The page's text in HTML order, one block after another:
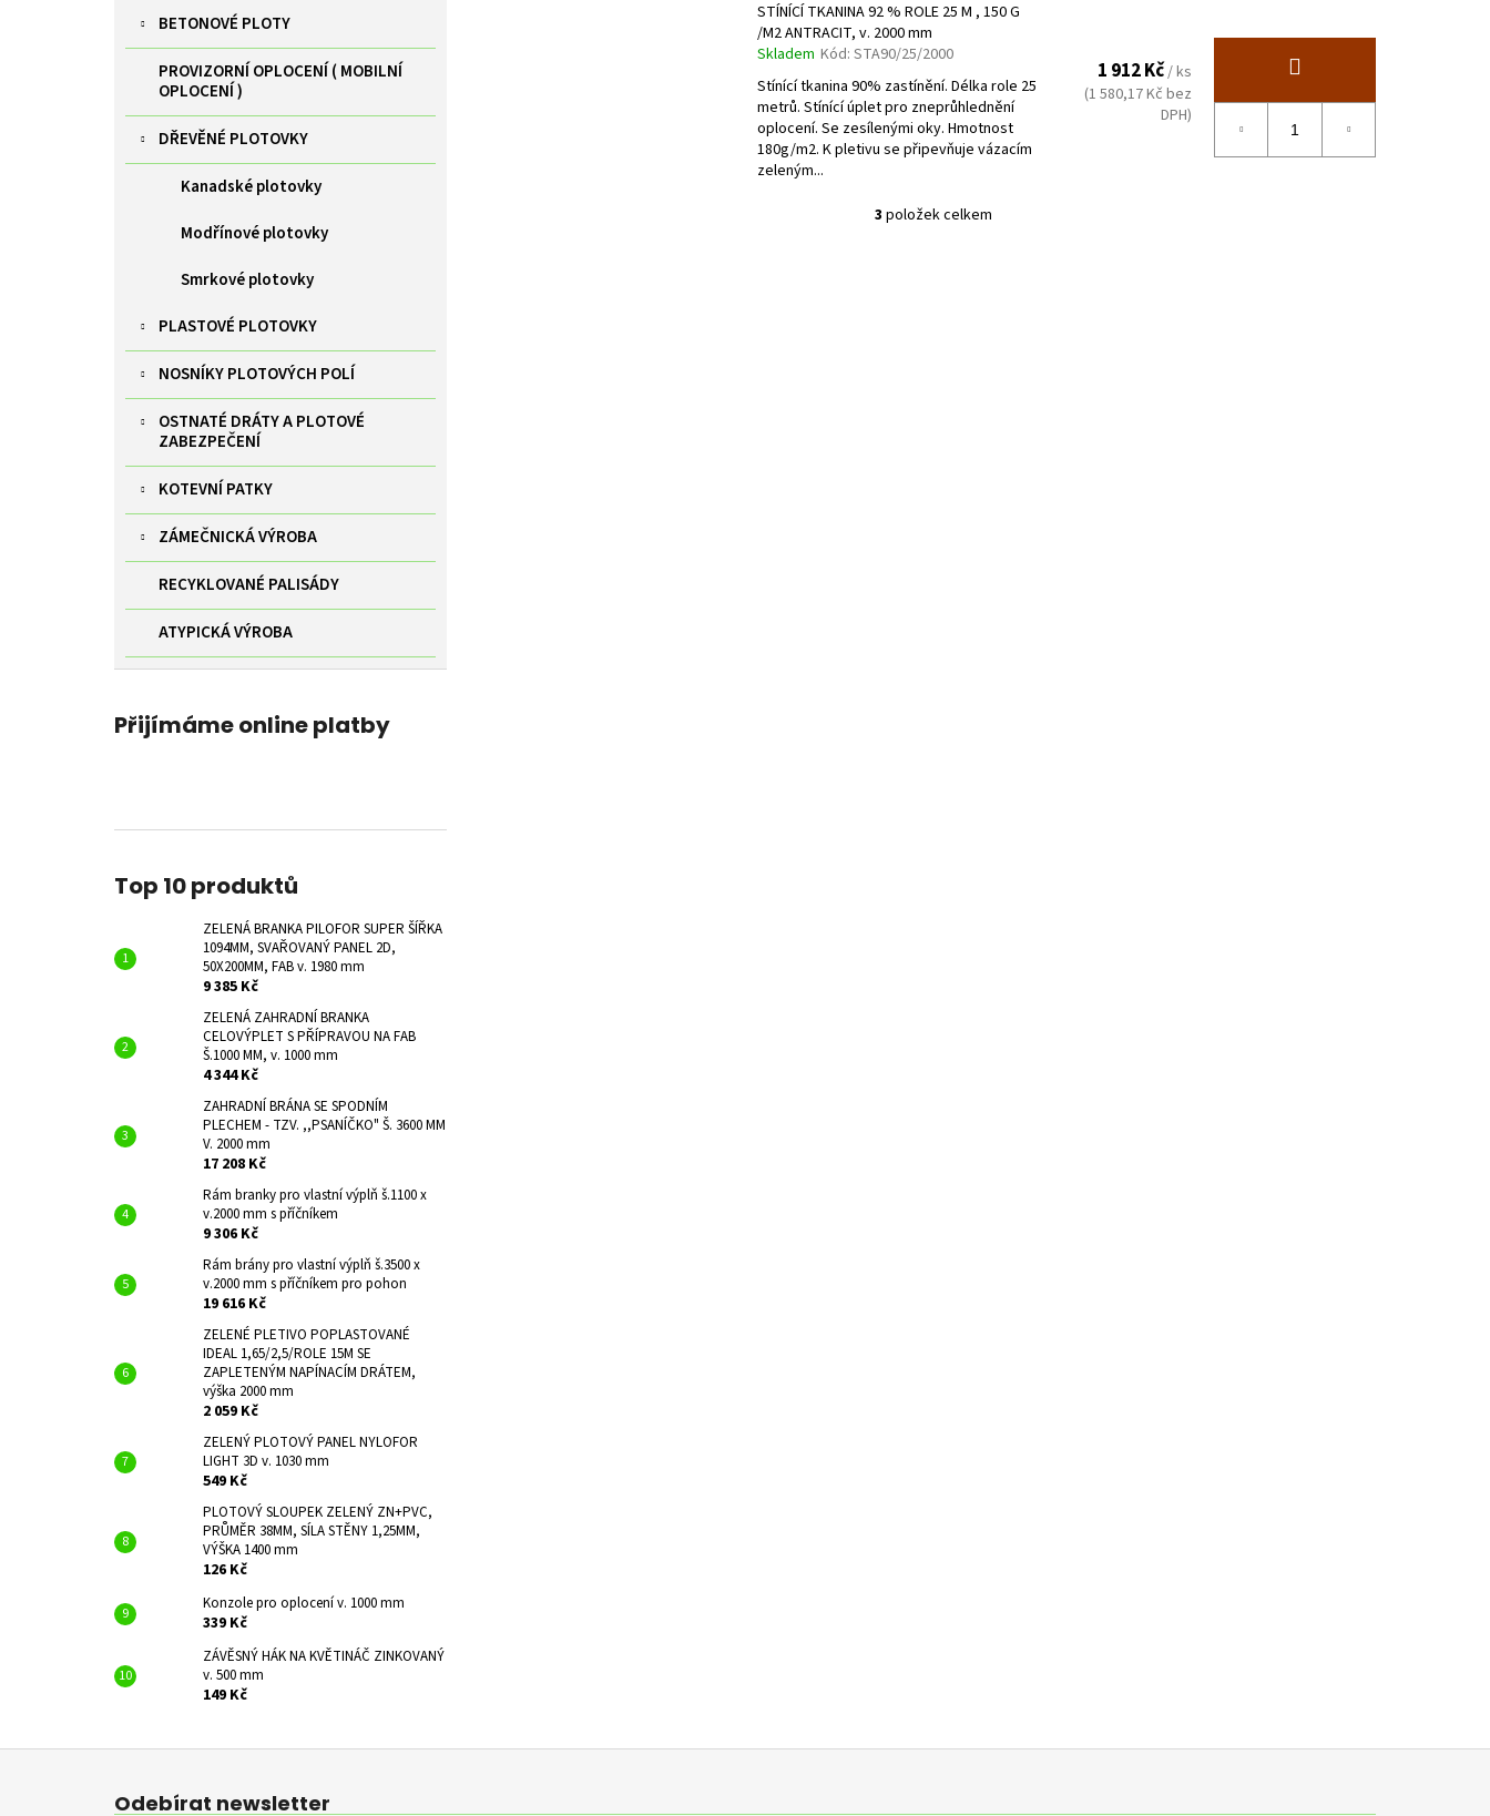
BETONOVÉ PLOTY
PROVIZORNÍ OPLOCENÍ ( MOBILNÍ
OPLOCENÍ )
DŘEVĚNÉ PLOTOVKY
Kanadské plotovky
Modřínové plotovky
Smrkové plotovky
PLASTOVÉ PLOTOVKY
NOSNÍKY PLOTOVÝCH POLÍ
OSTNATÉ DRÁTY A PLOTOVÉ
ZABEZPEČENÍ
KOTEVNÍ PATKY
ZÁMEČNICKÁ VÝROBA
RECYKLOVANÉ PALISÁDY
ATYPICKÁ VÝROBA
Přijímáme online platby
Top 10 produktů
ZELENÁ BRANKA PILOFOR SUPER ŠÍŘKA
1094MM, SVAŘOVANÝ PANEL 2D,
50X200MM, FAB v. 1980 mm
9 385 Kč
ZELENÁ ZAHRADNÍ BRANKA
CELOVÝPLET S PŘÍPRAVOU NA FAB
Š.1000 MM, v. 1000 mm
4 344 Kč
ZAHRADNÍ BRÁNA SE SPODNÍM
PLECHEM - TZV. ,,PSANÍČKO" Š. 3600 MM
V. 2000 mm
17 208 Kč
Rám branky pro vlastní výplň š.1100 x
v.2000 mm s příčníkem
9 306 Kč
Rám brány pro vlastní výplň š.3500 x
v.2000 mm s příčníkem pro pohon
19 616 Kč
ZELENÉ PLETIVO POPLASTOVANÉ
IDEAL 1,65/2,5/ROLE 15M SE
ZAPLETENÝM NAPÍNACÍM DRÁTEM,
výška 2000 mm
2 059 Kč
ZELENÝ PLOTOVÝ PANEL NYLOFOR
LIGHT 3D v. 1030 mm
549 Kč
PLOTOVÝ SLOUPEK ZELENÝ ZN+PVC,
PRŮMĚR 38MM, SÍLA STĚNY 1,25MM,
VÝŠKA 1400 mm
126 Kč
Konzole pro oplocení v. 1000 mm
339 Kč
ZÁVĚSNÝ HÁK NA KVĚTINÁČ ZINKOVANÝ
v. 500 mm
149 Kč
STÍNÍCÍ TKANINA 92 % ROLE 25 M , 150 G
/M2 ANTRACIT, v. 2000 mm
Skladem Kód: STA90/25/2000
Stínící tkanina 90% zastínění. Délka role 25
metrů. Stínící úplet pro zneprůhlednění
oplocení. Se zesílenými oky. Hmotnost
180g/m2. K pletivu se připevňuje vázacím
zeleným...
1 912 Kč/ ks
(1 580,17 Kč bez
DPH)
O
3 položek celkem
Z
Odebírat newsletter